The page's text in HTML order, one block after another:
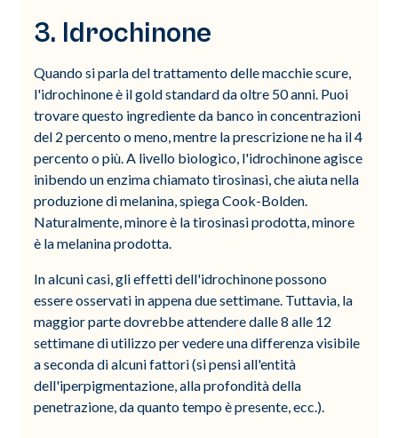
3. Idrochinone
Quando si parla del trattamento delle macchie scure,
l'idrochinone è il gold standard da oltre 50 anni. Puoi
trovare questo ingrediente da banco in concentrazioni
del 2 percento o meno, mentre la prescrizione ne ha il 4
percento o più. A livello biologico, l'idrochinone agisce
inibendo un enzima chiamato tirosinasi, che aiuta nella
produzione di melanina, spiega Cook-Bolden.
Naturalmente, minore è la tirosinasi prodotta, minore
è la melanina prodotta.
In alcuni casi, gli effetti dell'idrochinone possono
essere osservati in appena due settimane. Tuttavia, la
maggior parte dovrebbe attendere dalle 8 alle 12
settimane di utilizzo per vedere una differenza visibile
a seconda di alcuni fattori (si pensi all'entità
dell'iperpigmentazione, alla profondità della
penetrazione, da quanto tempo è presente, ecc.).